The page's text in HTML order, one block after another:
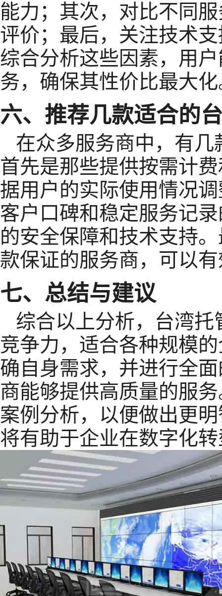
能力；其次，对比不同
评价；最后，关注技术
综合分析这些因素，用
务，确保其性价比最大
六、推荐几款适合的
在众多服务商中，有
首先是那些提供按需计
据用户的实际使用情况
客户口碑和稳定服务记
的安全保障和技术支持
款保证的服务商，可以
七、总结与建议
综合以上分析，台湾
竞争力，适合各种规模
确自身需求，并进行全
商能够提供高质量的服
案例分析，以便做出更
将有助于企业在数字化